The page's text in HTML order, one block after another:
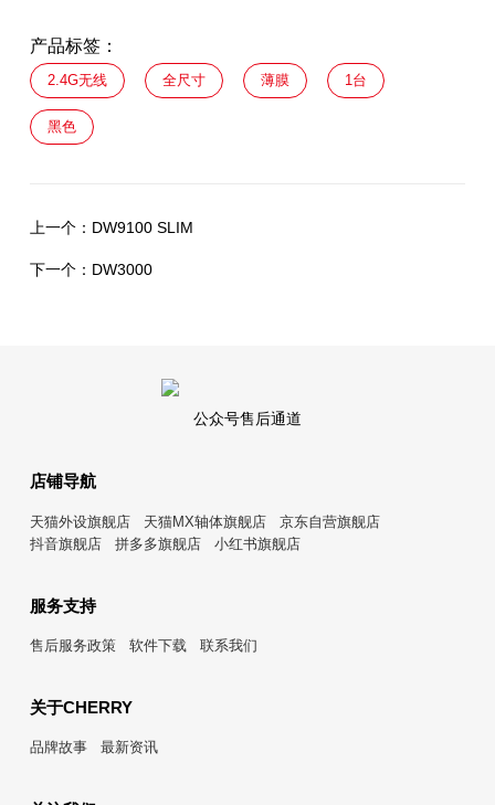
产品标签：
2.4G无线 全尺寸 薄膜 1台
黑色
上一个： DW9100 SLIM
下一个： DW3000
公众号售后通道
店铺导航
天猫外设旗舰店 天猫MX轴体旗舰店
京东自营旗舰店
抖音旗舰店
拼多多旗舰店 小红书旗舰店
服务支持
售后服务政策 软件下载 联系我们
关于CHERRY
品牌故事 最新资讯